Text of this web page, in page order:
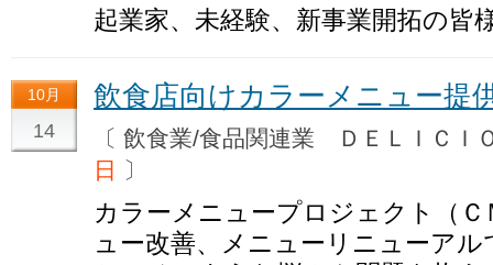
起業家、未経験、新事業開拓の皆
10月
14
飲食店向けカラーメニュー提
〔 飲食業/食品関連業 ＤＥＬＩＣ
日
〕
カラーメニュープロジェクト（
ュー改善、メニューリニューア